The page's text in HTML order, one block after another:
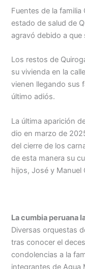
Fuentes de la familia
estado de salud de
agravó debido a
Los restos de
su vivienda en la
vienen llegando sus
último adiós.
La última aparición
dio en marzo de
del cierre de los
de esta manera su
hijos, José y Manuel
La cumbia peruana
Diversas orquestas
tras conocer el
condolencias a la
integrantes de Agua